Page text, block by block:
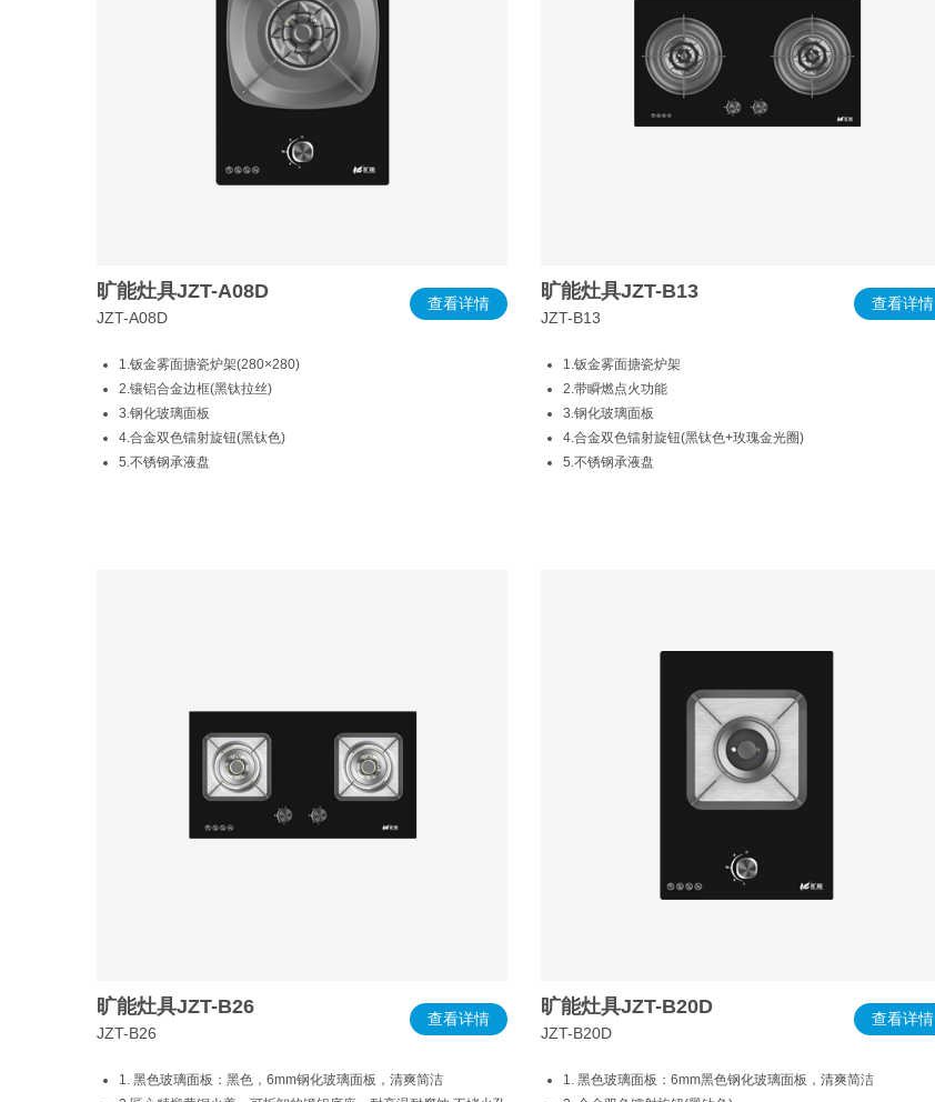
旷能灶具JZT-A08D
JZT-A08D
查看详情
1.钣金雾面搪瓷炉架(280×280)
2.镶铝合金边框(黑钛拉丝)
3.钢化玻璃面板
4.合金双色镭射旋钮(黑钛色)
5.不锈钢承液盘
旷能灶具JZT-B13
JZT-B13
查看详情
1.钣金雾面搪瓷炉架
2.带瞬燃点火功能
3.钢化玻璃面板
4.合金双色镭射旋钮(黑钛色+玫瑰金光圈)
5.不锈钢承液盘
旷能灶具JZT-B26
JZT-B26
查看详情
1. 黑色玻璃面板：黑色，6mm钢化玻璃面板，清爽简洁
旷能灶具JZT-B20D
JZT-B20D
查看详情
1. 黑色玻璃面板：6mm黑色钢化玻璃面板，清爽简洁